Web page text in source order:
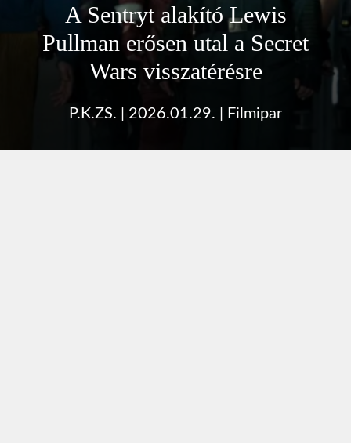
A Sentryt alakító Lewis
Pullman erősen utal a Secret
Wars visszatérésre
P.K.ZS. 2026.01.29. Filmipar